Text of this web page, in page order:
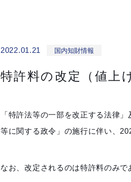
2022.01.21 国内知財情報
特許料の改定（値上
「特許法等の一部を改正する法律
等に関する政令」の施行に伴い、
なお、改定されるのは特許料のみで